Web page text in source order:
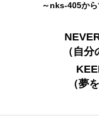
～nks-405か
（自
（夢